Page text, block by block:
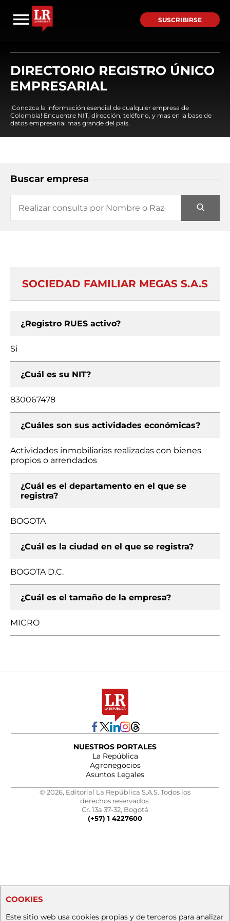
SUSCRIBIRSE
DIRECTORIO REGISTRO ÚNICO
EMPRESARIAL
¡Conozca la información esencial de cualquier empresa de
Colombia! Encuentre NIT, dirección, teléfono, y mas en la base de
datos empresarial mas grande del país.
Buscar empresa
SOCIEDAD FAMILIAR MEGAS S.A.S
¿Registro RUES activo?
Si
¿Cuál es su NIT?
830067478
¿Cuáles son sus actividades económicas?
Actividades inmobiliarias realizadas con bienes
propios o arrendados
¿Cuál es el departamento en el que se
registra?
BOGOTA
¿Cuál es la ciudad en el que se registra?
BOGOTA D.C.
¿Cuál es el tamaño de la empresa?
MICRO
NUESTROS PORTALES
La República
Agronegocios
Asuntos Legales
© 2026, Editorial La República S.A.S. Todos los
derechos reservados.
Cr. 13a 37-32, Bogotá
(+57) 1 4227600
COOKIES
Este sitio web usa cookies propias y de terceros para analizar